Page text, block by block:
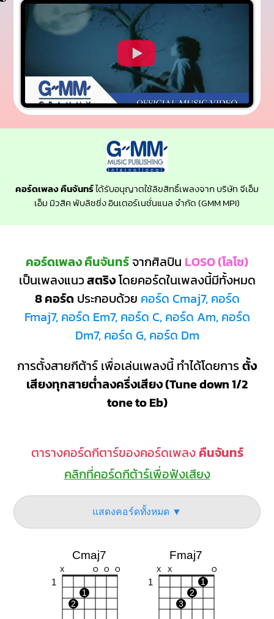
คอร์ดเพลง คืนจันทร์ได้รับอนุญาตใช้ลิขสิทธิ์เพลงจาก บริษัท จีเอ็ม
เอ็ม มิวสิค พับลิชชิ่ง อินเตอร์เนชั่นแนล จำกัด (GMM MPI)
คอร์ดเพลง คืนจันทร์ จากศิลปิน LOSO (โลโซ)
เป็นเพลงแนวสตริงโดยคอร์ดในเพลงนี้มีทั้งหมด
8 คอร์ด ประกอบด้วย คอร์ด Cmaj7, คอร์ด
Fmaj7, คอร์ด Em7, คอร์ด C, คอร์ด Am, คอร์ด
Dm7, คอร์ด G, คอร์ด Dm
การตั้งสายกีต้าร์ เพื่อเล่นเพลงนี้ ทำได้โดยการตั้ง
เสียงทุกสายต่ำลงครึ่งเสียง (Tune down 1/2
tone to Eb)
ตารางคอร์ดกีตาร์ของคอร์ดเพลง คืนจันทร์
คลิกที่คอร์ดกีต้าร์เพื่อฟังเสียง
แสดงคอร์ดทั้งหมด ▼
Cmaj7
X O O O
1
1
2
Fmaj7
X X O
1
1
2
3